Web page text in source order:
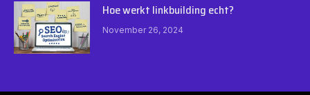
Hoe werkt linkbuilding echt?
November 26, 2024